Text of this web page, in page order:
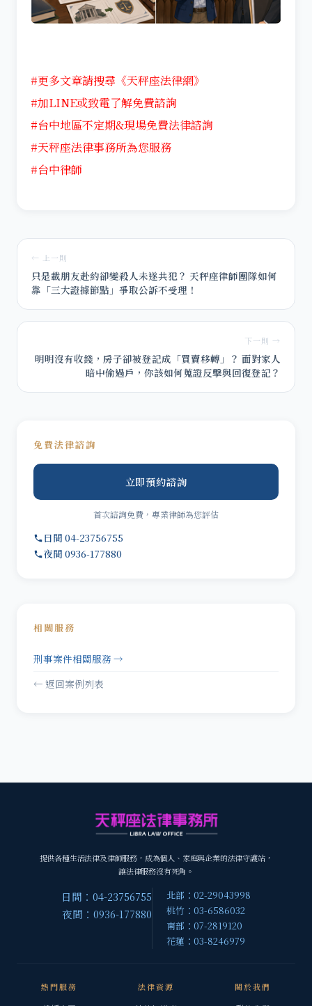
#更多文章請搜尋《天秤座法律網》
#加LINE或致電了解免費諮詢
#台中地區不定期&現場免費法律諮詢
#天秤座法律事務所為您服務
#台中律師
← 上一則
只是載朋友赴約卻變殺人未遂共犯？ 天秤座律師團隊如何
靠「三大證據節點」爭取公訴不受理！
下一則 →
明明沒有收錢，房子卻被登記成「買賣移轉」？ 面對家人
暗中偷過戶，你該如何蒐證反擊與回復登記？
免費法律諮詢
立即預約諮詢
首次諮詢免費，專業律師為您評估
日間 04-23756755
夜間 0936-177880
相關服務
刑事案件相關服務 →
← 返回案例列表
提供各種生活法律及律師服務，成為個人、家庭與企業的法律守護站，
讓法律服務沒有死角。
日間：04-23756755
夜間：0936-177880
北部：02-29043998
桃竹：03-6586032
南部：07-2819120
花蓮：03-8246979
熱門服務 法律資源 關於我們